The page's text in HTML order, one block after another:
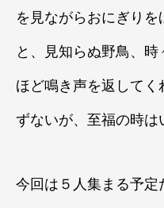
を見ながらおにぎり
と、見知らぬ野鳥、
ほど鳴き声を返して
ずないが、至福の時は
今回は５人集まる予